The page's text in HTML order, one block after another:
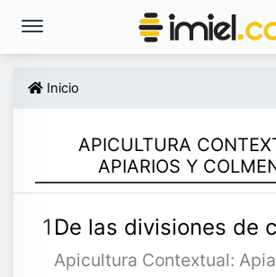
Inicio
APICULTURA
APIARIOS Y
De las divisiones de
Apicultura Contextual: